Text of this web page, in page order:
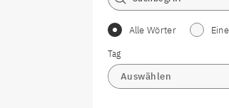
Alle Wörter
Tag
Auswählen